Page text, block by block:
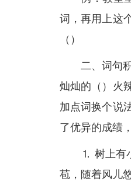
词，再用上这
（）
二、词句
灿灿的（）火
加点词换个说
了优异的成绩
⒈ 树上有
苞，随着风儿